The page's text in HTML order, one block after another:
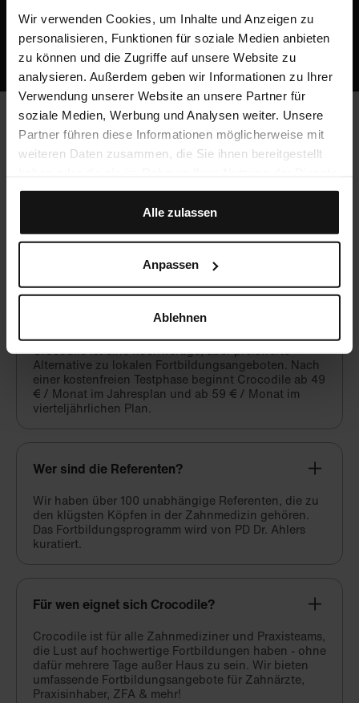
Wir verwenden Cookies, um Inhalte und Anzeigen zu
personalisieren, Funktionen für soziale Medien anbieten
zu können und die Zugriffe auf unsere Website zu
analysieren. Außerdem geben wir Informationen zu Ihrer
Verwendung unserer Website an unsere Partner für
soziale Medien, Werbung und Analysen weiter. Unsere
Partner führen diese Informationen möglicherweise mit
weiteren Daten zusammen, die Sie ihnen bereitgestellt
gesammelt haben.
Alle zulassen
Anpassen
Ablehnen
Oder ruf uns an: +49 5251 / 54481-0
Häufig gestellte Fragen
Werden CME-Punkte vergeben?
Ja, du kannst mit Crocodile unbegrenzt CME-Punkte
Was kostet Crocodile?
Crocodile ist eine hochwertige, aber preiswerte
Alternative zu lokalen Fortbildungsangeboten. Nach
einer kostenfreien Testphase beginnt Crocodile ab 49
€ / Monat im Jahresplan und ab 59 € / Monat im
vierteljährlichen Plan.
Wer sind die Referenten?
Wir haben über 100 unabhängige Referenten, die zu
den klügsten Köpfen in der Zahnmedizin gehören.
Das Fortbildungsprogramm wird von PD Dr. Ahlers
kuratiert.
Für wen eignet sich Crocodile?
Crocodile ist für alle Zahnmediziner und Praxisteams,
die Lust auf hochwertige Fortbildungen haben - ohne
dafür mehrere Tage außer Haus zu sein. Wir bieten
umfassende Fortbildungsangebote für Zahnärzte,
Praxisinhaber, ZFA & mehr!